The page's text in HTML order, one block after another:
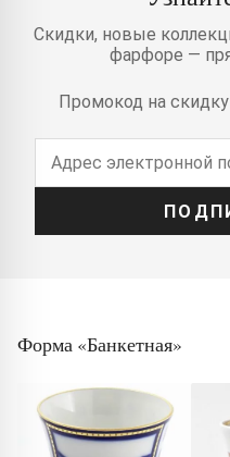
Скидки, новые
фарфоре —
Промокод на
Форма «Банкетная»